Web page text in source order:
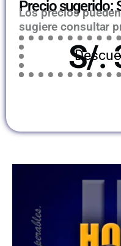
Precio sugerido:
Los precios
sugiere consultar
S/.